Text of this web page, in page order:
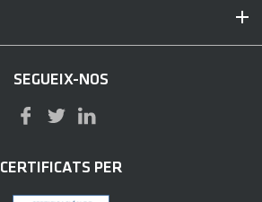
SEGUEIX-NOS
CERTIFICATS PER